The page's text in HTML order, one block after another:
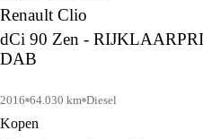
Renault Clio
dCi 90 Zen -
DAB
2016 64.030 km Diesel
Kopen